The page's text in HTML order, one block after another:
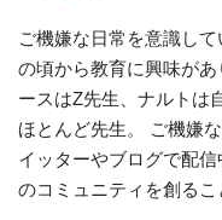
ご機嫌な日常を意識し
の頃から教育に興味が
ースはZ先生、ナルトは
ほとんど先生。 ご機嫌
イッターやブログで配
のコミュニティを創るこ